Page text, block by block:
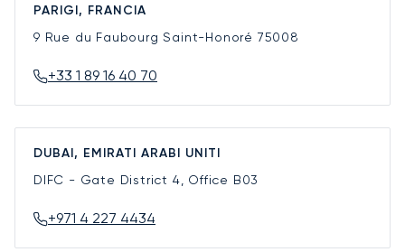
PARIGI, FRANCIA
9 Rue du Faubourg Saint-Honoré 75008
+33 1 89 16 40 70
DUBAI, EMIRATI ARABI UNITI
DIFC - Gate District 4, Office B03
+971 4 227 4434